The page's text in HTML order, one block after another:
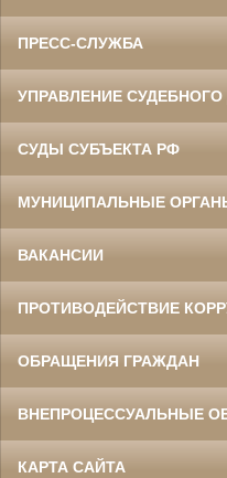
ПРЕСС-СЛУЖБА
УПРАВЛЕНИЕ
СУДЫ СУБЪЕКТА РФ
МУНИЦИПАЛЬНЫЕ
ВАКАНСИИ
ПРОТИВОДЕЙСТВИЕ
ОБРАЩЕНИЯ ГРАЖДАН
ВНЕПРОЦЕССУАЛЬНЫЕ
КАРТА САЙТА